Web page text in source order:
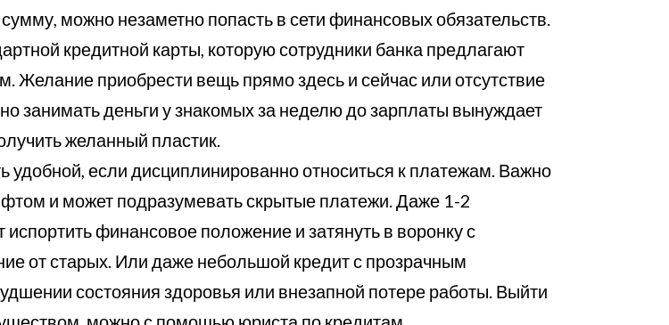
можно незаметно попасть в сети финансовых обязательств.
кредитной карты, которую сотрудники банка предлагают
Желание приобрести вещь прямо здесь и сейчас или отсутствие
занимать деньги у знакомых за неделю до зарплаты вынуждает
желанный пластик.
если дисциплинированно относиться к платежам. Важно
и может подразумевать скрытые платежи. Даже 1-2
финансовое положение и затянуть в воронку с
от старых. Или даже небольшой кредит с прозрачным
состояния здоровья или внезапной потере работы. Выйти